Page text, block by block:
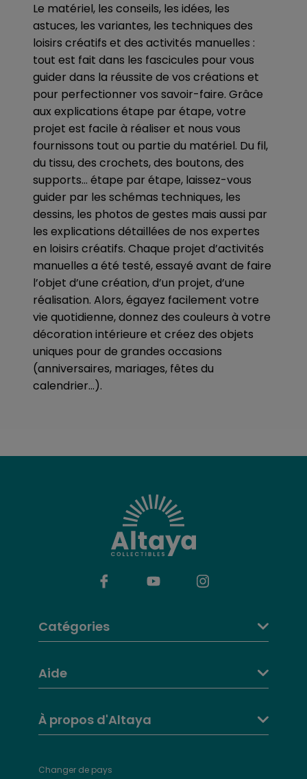
Le matériel, les conseils, les idées, les
astuces, les variantes, les techniques des
loisirs créatifs et des activités manuelles :
tout est fait dans les fascicules pour vous
guider dans la réussite de vos créations et
pour perfectionner vos savoir-faire. Grâce
aux explications étape par étape, votre
projet est facile à réaliser et nous vous
fournissons tout ou partie du matériel. Du fil,
du tissu, des crochets, des boutons, des
supports… étape par étape, laissez-vous
guider par les schémas techniques, les
dessins, les photos de gestes mais aussi par
les explications détaillées de nos expertes
en loisirs créatifs. Chaque projet d’activités
manuelles a été testé, essayé avant de faire
l’objet d’une création, d’un projet, d’une
réalisation. Alors, égayez facilement votre
vie quotidienne, donnez des couleurs à votre
décoration intérieure et créez des objets
uniques pour de grandes occasions
(anniversaires, mariages, fêtes du
calendrier…).
Catégories
Aide
À propos d'Altaya
Changer de pays